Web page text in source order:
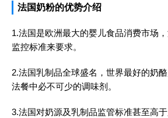
法国奶粉的优势介绍
1.法国是欧洲最大的婴儿食品消费市场
监控标准来要求。
2.法国乳制品全球盛名，世界最好的奶
法餐中必不可少的调味剂。
3.法国对奶源及乳制品监管标准甚至高